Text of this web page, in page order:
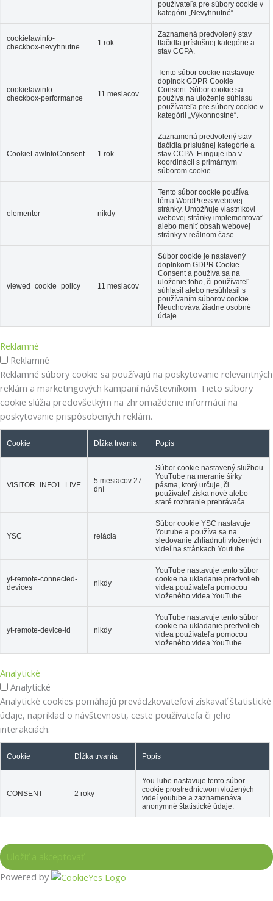
používateľa pre súbory cookie v
kategórii „Nevyhnutné“.
cookielawinfo-
checkbox-nevyhnutne
1 rok
Zaznamená predvolený stav
tlačidla príslušnej kategórie a
stav CCPA.
cookielawinfo-
checkbox-performance
11 mesiacov
Tento súbor cookie nastavuje
doplnok GDPR Cookie
Consent. Súbor cookie sa
používa na uloženie súhlasu
používateľa pre súbory cookie v
kategórii „Výkonnostné“.
CookieLawInfoConsent 1 rok
Zaznamená predvolený stav
tlačidla príslušnej kategórie a
stav CCPA. Funguje iba v
koordinácii s primárnym
súborom cookie.
elementor nikdy
Tento súbor cookie používa
téma WordPress webovej
stránky. Umožňuje vlastníkovi
webovej stránky implementovať
alebo meniť obsah webovej
stránky v reálnom čase.
viewed_cookie_policy 11 mesiacov
Súbor cookie je nastavený
doplnkom GDPR Cookie
Consent a používa sa na
uloženie toho, či používateľ
súhlasil alebo nesúhlasil s
používaním súborov cookie.
Neuchováva žiadne osobné
údaje.
Reklamné
Reklamné
Reklamné súbory cookie sa používajú na poskytovanie relevantných
reklám a marketingových kampaní návštevníkom. Tieto súbory
cookie slúžia predovšetkým na zhromaždenie informácií na
poskytovanie prispôsobených reklám.
Cookie Dĺžka trvania Popis
VISITOR_INFO1_LIVE
5 mesiacov 27
dní
Súbor cookie nastavený službou
YouTube na meranie šírky
pásma, ktorý určuje, či
používateľ získa nové alebo
staré rozhranie prehrávača.
YSC relácia
Súbor cookie YSC nastavuje
Youtube a používa sa na
sledovanie zhliadnutí vložených
videí na stránkach Youtube.
yt-remote-connected-
devices
nikdy
YouTube nastavuje tento súbor
cookie na ukladanie predvolieb
videa používateľa pomocou
vloženého videa YouTube.
yt-remote-device-id nikdy
YouTube nastavuje tento súbor
cookie na ukladanie predvolieb
videa používateľa pomocou
vloženého videa YouTube.
Analytické
Analytické
Analytické cookies pomáhajú prevádzkovateľovi získavať štatistické
údaje, napríklad o návštevnosti, ceste používateľa či jeho
interakciách.
Cookie Dĺžka trvania Popis
CONSENT 2 roky
YouTube nastavuje tento súbor
cookie prostredníctvom vložených
videí youtube a zaznamenáva
anonymné štatistické údaje.
Powered by